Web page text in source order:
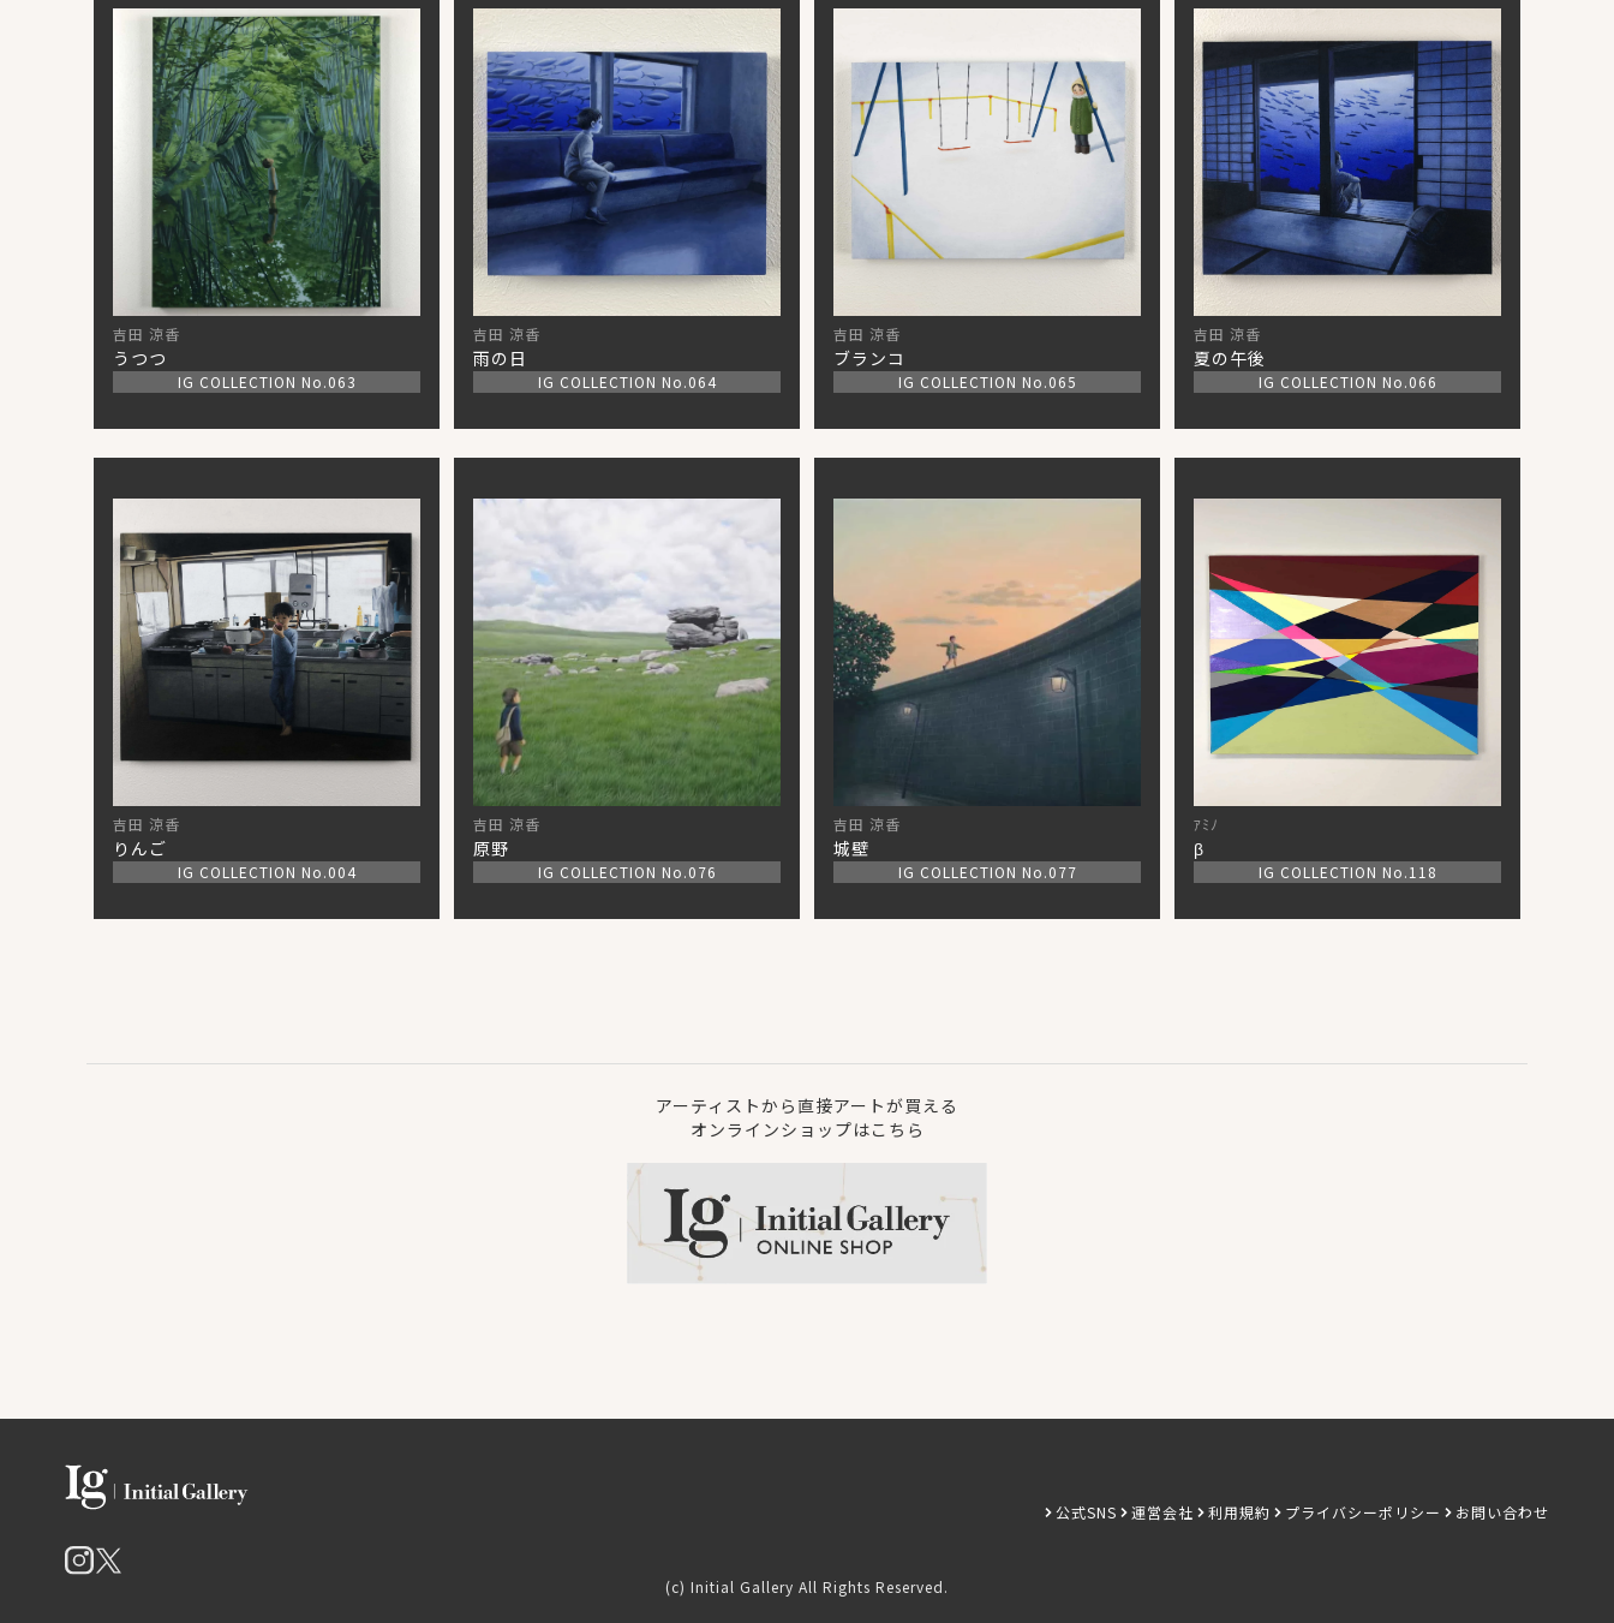
吉田 涼香
うつつ
IG COLLECTION No.063
吉田 涼香
雨の日
IG COLLECTION No.064
吉田 涼香
ブランコ
IG COLLECTION No.065
吉田 涼香
夏の午後
IG COLLECTION No.066
吉田 涼香
りんご
IG COLLECTION No.004
吉田 涼香
原野
IG COLLECTION No.076
吉田 涼香
城壁
IG COLLECTION No.077
ｱﾐﾉ
β
IG COLLECTION No.118
アーティストから直接アートが買える
オンラインショップはこちら
公式SNS 運営会社 利用規約 プライバシーポリシー お問い合わせ
(c) Initial Gallery All Rights Reserved.